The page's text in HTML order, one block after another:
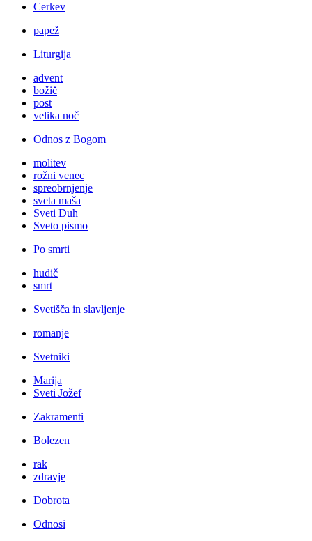
Cerkev
papež
Liturgija
advent
božič
post
velika noč
Odnos z Bogom
molitev
rožni venec
spreobrnjenje
sveta maša
Sveti Duh
Sveto pismo
Po smrti
hudič
smrt
Svetišča in slavljenje
romanje
Svetniki
Marija
Sveti Jožef
Zakramenti
Bolezen
rak
zdravje
Dobrota
Odnosi